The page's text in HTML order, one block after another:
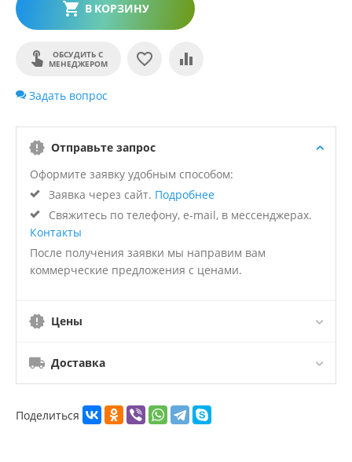
В КОРЗИНУ
ОБСУДИТЬ С
МЕНЕДЖЕРОМ
Задать вопрос
Отправьте запрос
Оформите заявку удобным способом:
Заявка через сайт. Подробнее
Свяжитесь по телефону, e-mail, в мессенджерах.
Контакты
После получения заявки мы направим вам
коммерческие предложения с ценами.
Цены
Доставка
Поделиться